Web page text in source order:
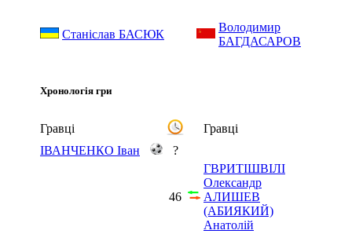
Станіслав БАСЮК
Володимир
БАГДАСАРОВ
Хронологія гри
Гравці
Гравці
ІВАНЧЕНКО Іван
?
46
ГВРИТІШВІЛІ
Олександр
АЛИШЕВ
(АБИЯКИЙ)
Анатолій